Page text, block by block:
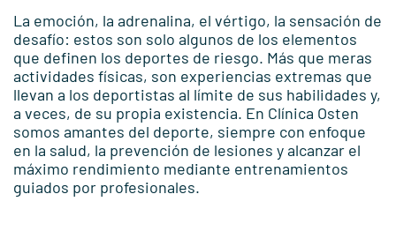
La emoción, la adrenalina, el vértigo, la sensación de
desafío: estos son solo algunos de los elementos
que definen los deportes de riesgo. Más que meras
actividades físicas, son experiencias extremas que
llevan a los deportistas al límite de sus habilidades y,
a veces, de su propia existencia. En Clínica Osten
somos amantes del deporte, siempre con enfoque
en la salud, la prevención de lesiones y alcanzar el
máximo rendimiento mediante entrenamientos
guiados por profesionales.